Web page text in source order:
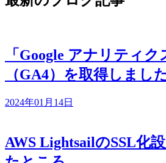
「Google アナリティク
（GA4）を取得しまし
2024年01月14日
AWS LightsailのSSL化